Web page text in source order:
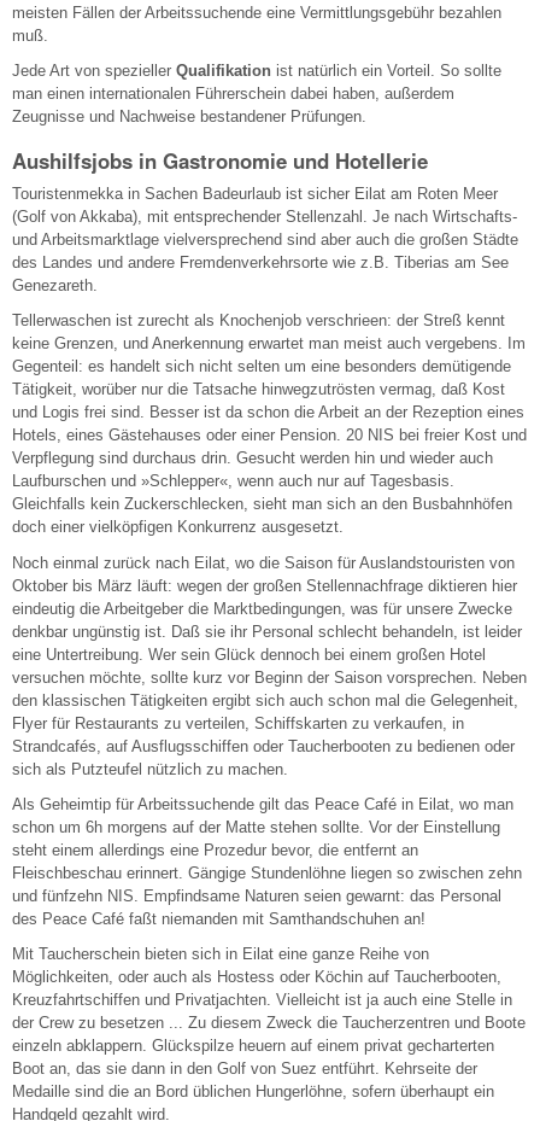
meisten Fällen der Arbeitssuchende eine Vermittlungsgebühr bezahlen
muß.
Jede Art von spezieller Qualifikation ist natürlich ein Vorteil. So sollte
man einen internationalen Führerschein dabei haben, außerdem
Zeugnisse und Nachweise bestandener Prüfungen.
Aushilfsjobs in Gastronomie und Hotellerie
Touristenmekka in Sachen Badeurlaub ist sicher Eilat am Roten Meer
(Golf von Akkaba), mit entsprechender Stellenzahl. Je nach Wirtschafts-
und Arbeitsmarktlage vielversprechend sind aber auch die großen Städte
des Landes und andere Fremdenverkehrsorte wie z.B. Tiberias am See
Genezareth.
Tellerwaschen ist zurecht als Knochenjob verschrieen: der Streß kennt
keine Grenzen, und Anerkennung erwartet man meist auch vergebens. Im
Gegenteil: es handelt sich nicht selten um eine besonders demütigende
Tätigkeit, worüber nur die Tatsache hinwegzutrösten vermag, daß Kost
und Logis frei sind. Besser ist da schon die Arbeit an der Rezeption eines
Hotels, eines Gästehauses oder einer Pension. 20 NIS bei freier Kost und
Verpflegung sind durchaus drin. Gesucht werden hin und wieder auch
Laufburschen und »Schlepper«, wenn auch nur auf Tagesbasis.
Gleichfalls kein Zuckerschlecken, sieht man sich an den Busbahnhöfen
doch einer vielköpfigen Konkurrenz ausgesetzt.
Noch einmal zurück nach Eilat, wo die Saison für Auslandstouristen von
Oktober bis März läuft: wegen der großen Stellennachfrage diktieren hier
eindeutig die Arbeitgeber die Marktbedingungen, was für unsere Zwecke
denkbar ungünstig ist. Daß sie ihr Personal schlecht behandeln, ist leider
eine Untertreibung. Wer sein Glück dennoch bei einem großen Hotel
versuchen möchte, sollte kurz vor Beginn der Saison vorsprechen. Neben
den klassischen Tätigkeiten ergibt sich auch schon mal die Gelegenheit,
Flyer für Restaurants zu verteilen, Schiffskarten zu verkaufen, in
Strandcafés, auf Ausflugsschiffen oder Taucherbooten zu bedienen oder
sich als Putzteufel nützlich zu machen.
Als Geheimtip für Arbeitssuchende gilt das Peace Café in Eilat, wo man
schon um 6h morgens auf der Matte stehen sollte. Vor der Einstellung
steht einem allerdings eine Prozedur bevor, die entfernt an
Fleischbeschau erinnert. Gängige Stundenlöhne liegen so zwischen zehn
und fünfzehn NIS. Empfindsame Naturen seien gewarnt: das Personal
des Peace Café faßt niemanden mit Samthandschuhen an!
Mit Taucherschein bieten sich in Eilat eine ganze Reihe von
Möglichkeiten, oder auch als Hostess oder Köchin auf Taucherbooten,
Kreuzfahrtschiffen und Privatjachten. Vielleicht ist ja auch eine Stelle in
der Crew zu besetzen ... Zu diesem Zweck die Taucherzentren und Boote
einzeln abklappern. Glückspilze heuern auf einem privat gecharterten
Boot an, das sie dann in den Golf von Suez entführt. Kehrseite der
Medaille sind die an Bord üblichen Hungerlöhne, sofern überhaupt ein
Handgeld gezahlt wird.